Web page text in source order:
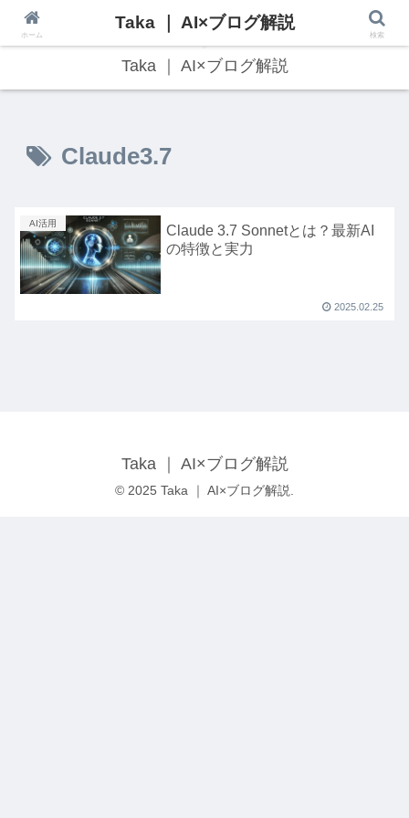
最新のAI技術・Web3トレンドをわかりやすく解説！
Taka ｜ AI×ブログ解説
Claude3.7
AI活用
Claude 3.7 Sonnetとは？最新AI
の特徴と実力
2025.02.25
Taka ｜ AI×ブログ解説
© 2025 Taka ｜ AI×ブログ解説.
ホーム
Taka ｜ AI×ブログ解説
検索